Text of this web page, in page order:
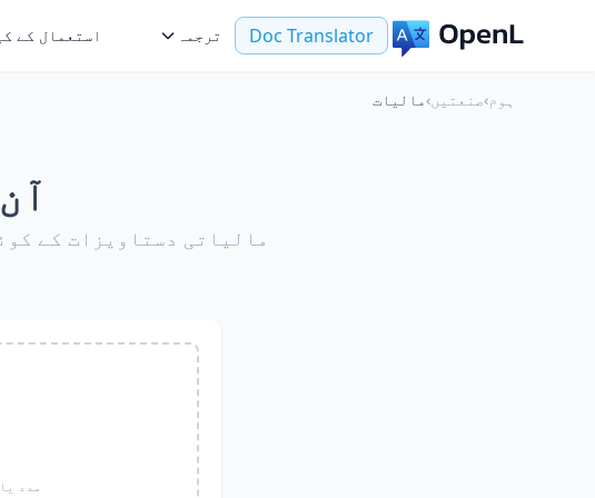
Doc Translator ترجمہ استعمال کے
ہوم›صنعتیں›مالیات
مالیاتی دستاویزات کے
مدد